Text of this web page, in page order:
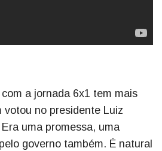
a jornada 6x1 tem mais
votou no presidente Luiz
uma promessa, uma
governo também. É natural